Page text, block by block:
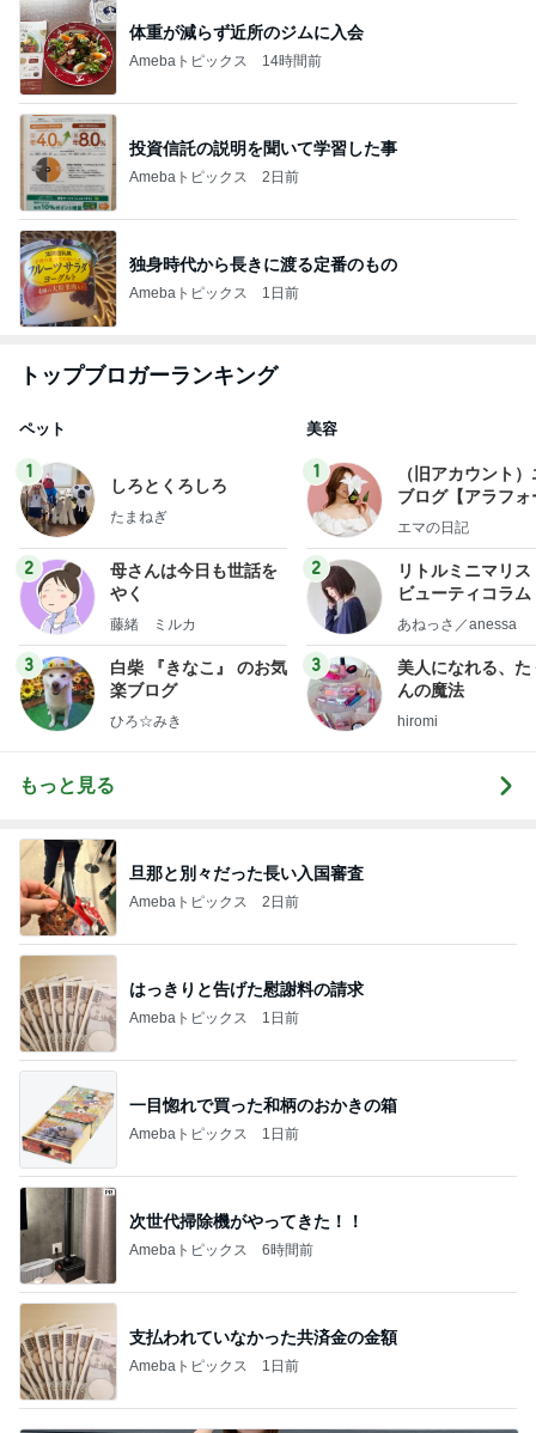
体重が減らず近所のジムに入会
Amebaトピックス 14時間前
投資信託の説明を聞いて学習した事
Amebaトピックス 2日前
独身時代から長きに渡る定番のもの
Amebaトピックス 1日前
トップブロガーランキング
ペット
1
しろとくろしろ
たまねぎ
2
母さんは今日も世話を
やく
藤緒 ミルカ
3
白柴 『きなこ』 のお気
楽ブログ
ひろ☆みき
美容
1
（旧アカウント
ブログ【アラフォ
社売却セカンドラ
エマの日記
2
リトルミニマリス
ビューティコラ
little
あねっさ／anessa
3
美人になれる、た
んの魔法
hiromi
もっと見る
旦那と別々だった長い入国審査
Amebaトピックス 2日前
はっきりと告げた慰謝料の請求
Amebaトピックス 1日前
一目惚れで買った和柄のおかきの箱
Amebaトピックス 1日前
次世代掃除機がやってきた！！
Amebaトピックス 6時間前
支払われていなかった共済金の金額
Amebaトピックス 1日前